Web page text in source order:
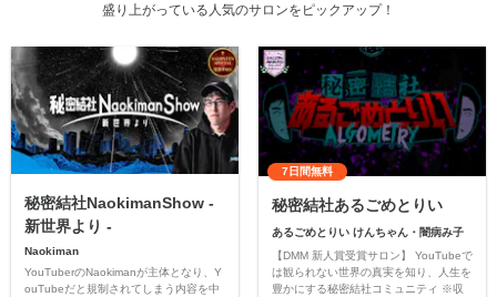
盛り上がっている人気のサロンをピックアップ！
秘密結社NaokimanShow -
新世界より -
Naokiman
YouTuberのNaokimanが主体となり、Y
ouTubeだと規制されてしまう内容を中
7日間無料
秘密結社あるごめとりい
あるごめとりい けんちゃん・闇病み子
【DMM 新人賞受賞サロン】 YouTubeで
は観られない世界の真実を知り、人生を
豊かにする秘密結社コミュニティ ※収